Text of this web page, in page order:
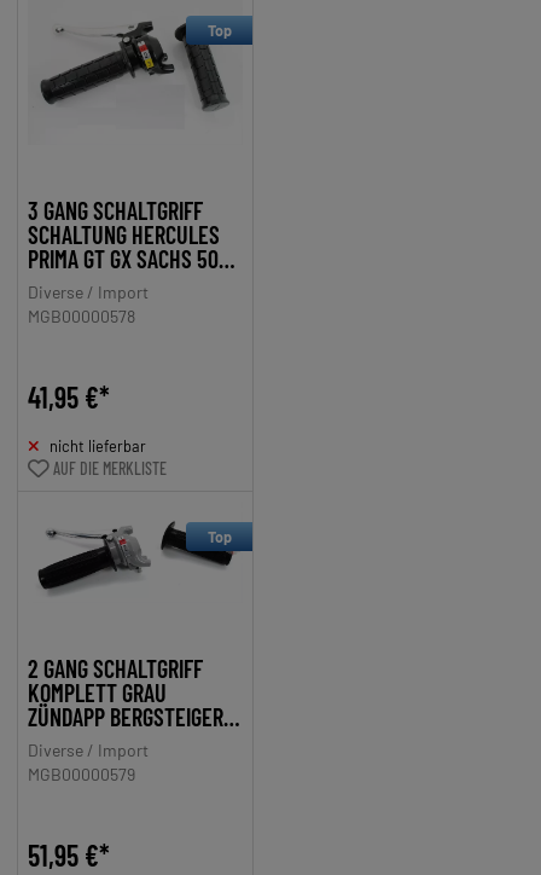
Top
3 GANG SCHALTGRIFF
SCHALTUNG HERCULES
PRIMA GT GX SACHS 506
PRONTO PRESTO
Diverse / Import
MGB00000578
41,95 €*
nicht lieferbar
AUF DIE MERKLISTE
Top
2 GANG SCHALTGRIFF
KOMPLETT GRAU
ZÜNDAPP BERGSTEIGER
ZR
Diverse / Import
MGB00000579
51,95 €*